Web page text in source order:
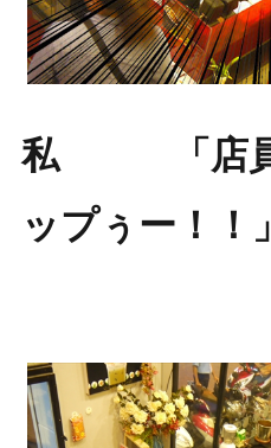
私 「店員
ップぅー！！」